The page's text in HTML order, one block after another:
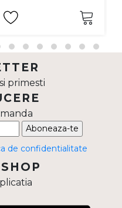
primesti
Aboneaza-te
de confidentialitate